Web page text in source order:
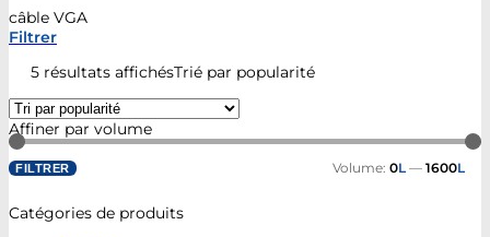
câble VGA
Filtrer
5 résultats affichésTrié par popularité
Affiner par volume
FILTRER Volume: 0L — 1600L
Catégories de produits